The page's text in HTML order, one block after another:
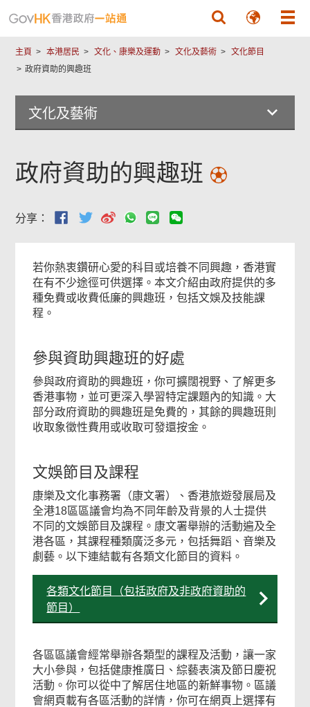
主頁 本港居民 文化、康樂及運動 文化及藝術
文化節目
政府資助的興趣班
文化及藝術
政府資助的興趣班
分享：
若你熱衷鑽研心愛的科目或培養不同興趣，香港實
在有不少途徑可供選擇。本文介紹由政府提供的多
種免費或收費低廉的興趣班，包括文娛及技能課
程。
參與資助興趣班的好處
參與政府資助的興趣班，你可擴闊視野、了解更多
香港事物，並可更深入學習特定課題內的知識。大
部分政府資助的興趣班是免費的，其餘的興趣班則
收取象徵性費用或收取可發還按金。
文娛節目及課程
康樂及文化事務署（康文署）、香港旅遊發展局及
全港18區區議會均為不同年齡及背景的人士提供
不同的文娛節目及課程。康文署舉辦的活動遍及全
港各區，其課程種類廣泛多元，包括舞蹈、音樂及
劇藝。以下連結載有各類文化節目的資料。
各類文化節目（包括政府及非政府資助的
節目）
各區區議會經常舉辦各類型的課程及活動，讓一家
大小參與，包括健康推廣日、綜藝表演及節日慶祝
活動。你可以從中了解居住地區的新鮮事物。區議
會網頁載有各區活動的詳情，你可在網頁上選擇有